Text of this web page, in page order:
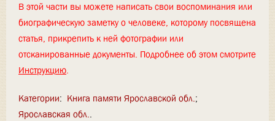
В этой части вы можете написать свои воспоминания или
биографическую заметку о человеке, которому посвящена
статья, прикрепить к ней фотографии или
отсканированные документы. Подробнее об этом смотрите
Инструкцию.
Категории: Книга памяти Ярославской обл.
Ярославская обл.